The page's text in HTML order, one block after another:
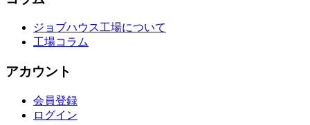
ジョブハウス工場について
工場コラム
アカウント
会員登録
ログイン